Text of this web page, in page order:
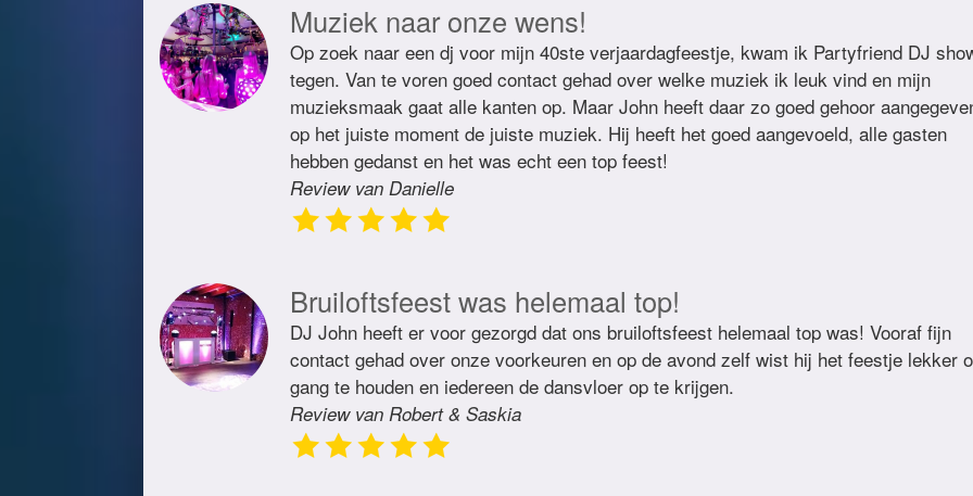
Muziek naar onze wens!
Op zoek naar een dj voor mijn 40ste verjaardagfeestje, kwam ik Partyfriend DJ
tegen. Van te voren goed contact gehad over welke muziek ik leuk vind en mijn
muzieksmaak gaat alle kanten op. Maar John heeft daar zo goed gehoor
op het juiste moment de juiste muziek. Hij heeft het goed aangevoeld, alle gasten
hebben gedanst en het was echt een top feest!
Review van Danielle
Bruiloftsfeest was helemaal top!
DJ John heeft er voor gezorgd dat ons bruiloftsfeest helemaal top was! Vooraf fijn
contact gehad over onze voorkeuren en op de avond zelf wist hij het feestje lekker
gang te houden en iedereen de dansvloer op te krijgen.
Review van Robert & Saskia